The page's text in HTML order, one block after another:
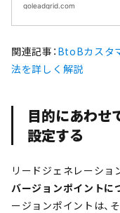
goleadgrid.com
関連記事：BtoBカスタ
法を詳しく解説
目的にあわせ
設定する
リードジェネレーショ
バージョンポイントに
ージョンポイントは、